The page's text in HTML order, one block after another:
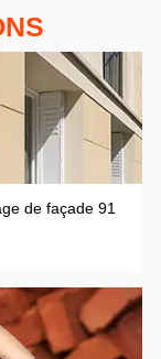
de façade 91